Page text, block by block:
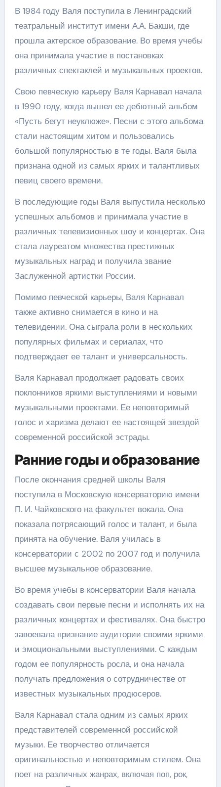
В 1984 году Валя поступила в Ленинградский
театральный институт имени А.А. Бакши, где
прошла актерское образование. Во время учебы
она принимала участие в постановках
различных спектаклей и музыкальных проектов.
Свою певческую карьеру Валя Карнавал начала
в 1990 году, когда вышел ее дебютный альбом
«Пусть бегут неуклюже». Песни с этого альбома
стали настоящим хитом и пользовались
большой популярностью в те годы. Валя была
признана одной из самых ярких и талантливых
певиц своего времени.
В последующие годы Валя выпустила несколько
успешных альбомов и принимала участие в
различных телевизионных шоу и концертах. Она
стала лауреатом множества престижных
музыкальных наград и получила звание
Заслуженной артистки России.
Помимо певческой карьеры, Валя Карнавал
также активно снимается в кино и на
телевидении. Она сыграла роли в нескольких
популярных фильмах и сериалах, что
подтверждает ее талант и универсальность.
Валя Карнавал продолжает радовать своих
поклонников яркими выступлениями и новыми
музыкальными проектами. Ее неповторимый
голос и харизма делают ее настоящей звездой
современной российской эстрады.
Ранние годы и образование
После окончания средней школы Валя
поступила в Московскую консерваторию имени
П. И. Чайковского на факультет вокала. Она
показала потрясающий голос и талант, и была
принята на обучение. Валя училась в
консерватории с 2002 по 2007 год и получила
высшее музыкальное образование.
Во время учебы в консерватории Валя начала
создавать свои первые песни и исполнять их на
различных концертах и фестивалях. Она быстро
завоевала признание аудитории своими яркими
и эмоциональными выступлениями. С каждым
годом ее популярность росла, и она начала
получать предложения о сотрудничестве от
известных музыкальных продюсеров.
Валя Карнавал стала одним из самых ярких
представителей современной российской
музыки. Ее творчество отличается
оригинальностью и неповторимым стилем. Она
поет на различных жанрах, включая поп, рок,